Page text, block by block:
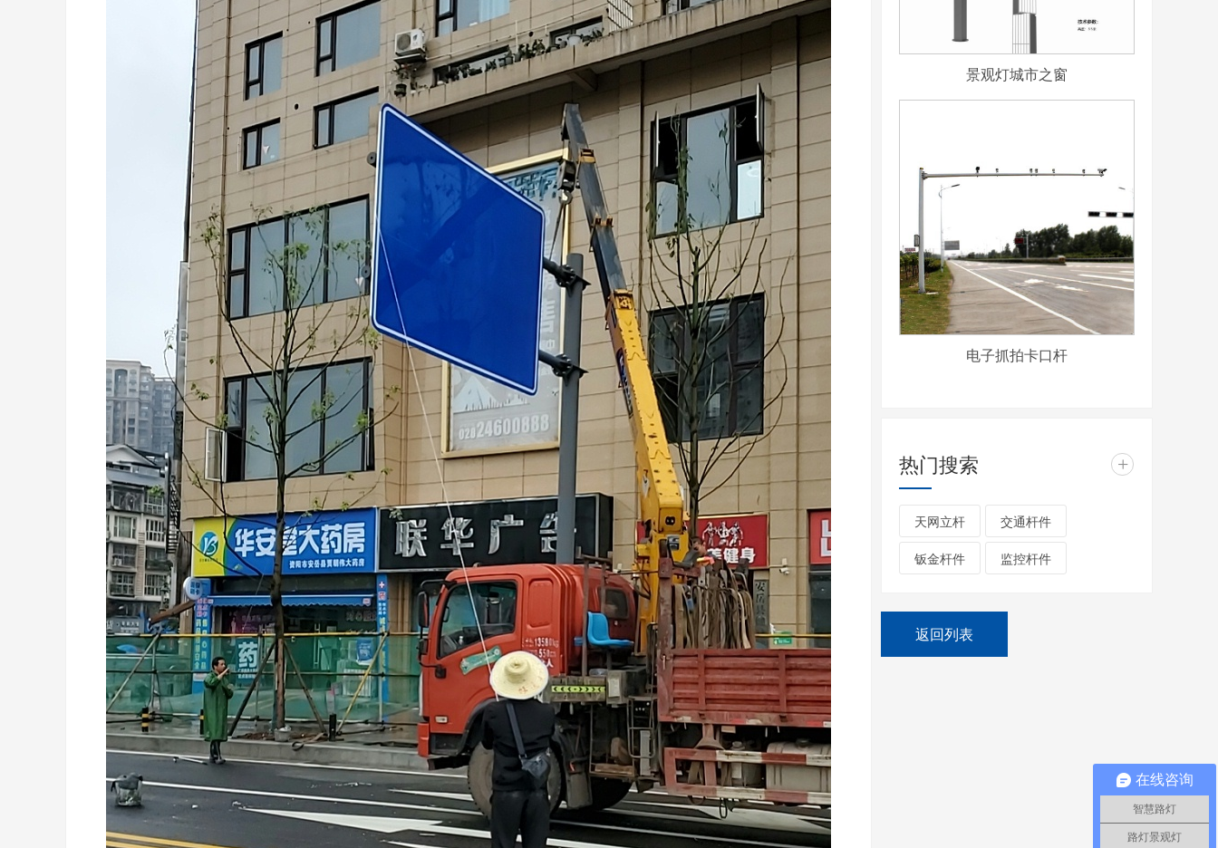
景观灯城市之窗
电子抓拍卡口杆
热门搜索 +
天网立杆 交通杆件
钣金杆件 监控杆件
返回列表
在线咨询
智慧路灯
路灯景观灯